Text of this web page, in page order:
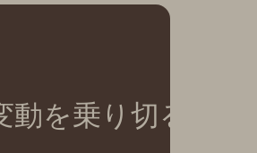
を乗り切る